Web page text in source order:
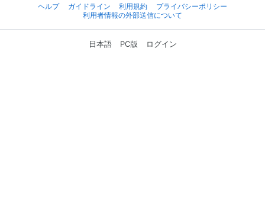
ヘルプ
ガイドライン 利用規約
プライバシーポリシー
利用者情報の外部送信について
日本語 PC版 ログイン